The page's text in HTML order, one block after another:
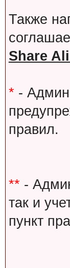
Также
Share
* -
правил.
** -
так и
пункт